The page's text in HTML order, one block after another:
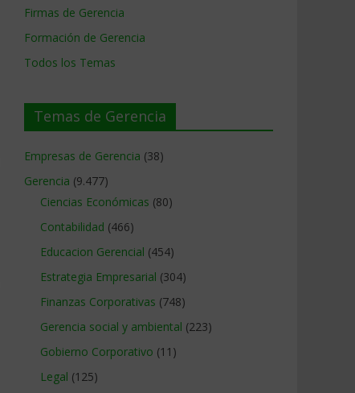
Firmas de Gerencia
Formación de Gerencia
Todos los Temas
Temas de Gerencia
Empresas de Gerencia (38)
Gerencia (9.477)
Ciencias Económicas (80)
Contabilidad (466)
Educacion Gerencial (454)
Estrategia Empresarial (304)
Finanzas Corporativas (748)
Gerencia social y ambiental (223)
Gobierno Corporativo (11)
Legal (125)